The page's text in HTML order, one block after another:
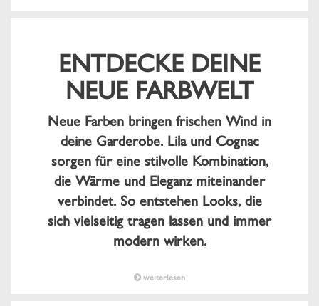
ENTDECKE DEINE
NEUE FARBWELT
Neue Farben bringen frischen Wind in
deine Garderobe. Lila und Cognac
sorgen für eine stilvolle Kombination,
die Wärme und Eleganz miteinander
verbindet. So entstehen Looks, die
sich vielseitig tragen lassen und immer
modern wirken.
weiterlesen